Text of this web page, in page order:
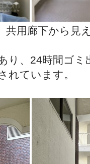
共用廊下から見
り、24時間ゴミ
れています。